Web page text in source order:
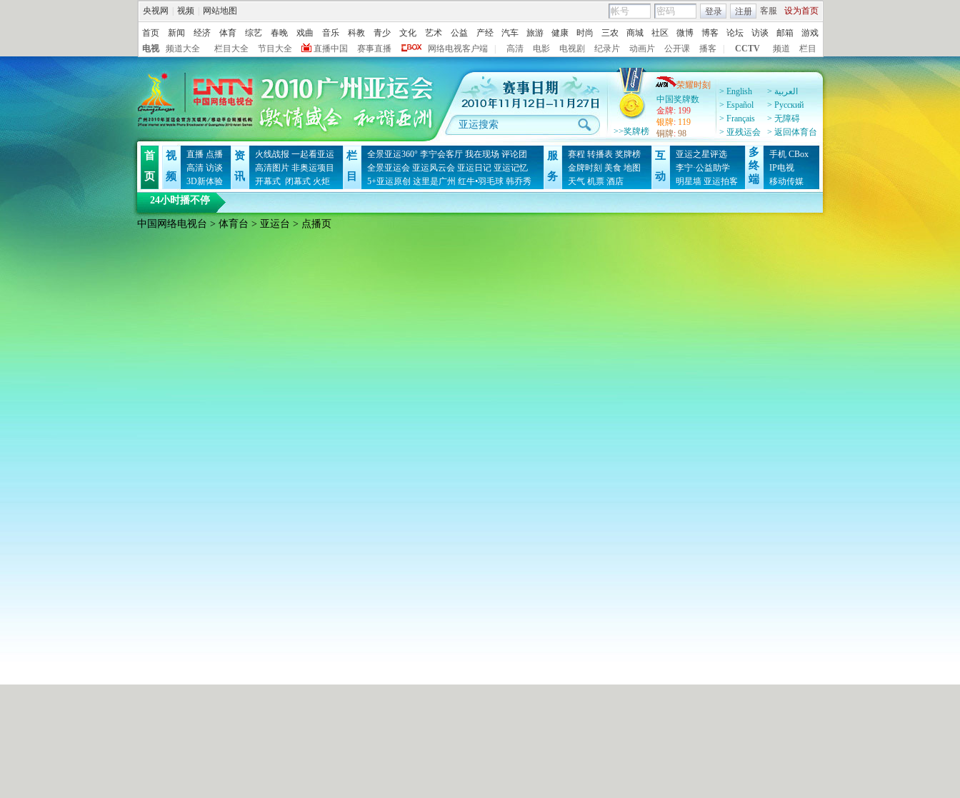
央视网 视频 网站地图 客服 设为首页
登录 注册
首页 新闻 经济 体育 综艺 春晚 戏曲 音乐 科教 青少 文化 艺术 公益 产经 汽车 旅游 健康 时尚 三农 商城 社区 微博 博客 论坛 访谈 邮箱
游戏
电视
频道大全 栏目大全 节目大全 直播中国 赛事直播 网络电视客户端 高清 电影 电视剧 纪录片 动画片 公开课 播客 CCTV 频道 栏目
> English
> العربية
> Español
> Pусский
> Français
> 无障碍
> 亚残运会
> 返回体育台
>>奖牌榜
荣耀时刻
中国奖牌数
金牌: 199
银牌: 119
铜牌: 98
首
页
视
频
直播 点播
高清 访谈
3D新体验
资
讯
火线战报 一起看亚运
高清图片 非奥运项目
开幕式 闭幕式 火炬
栏
目
全景亚运360° 李宁会客厅 我在现场 评论团
全景亚运会 亚运风云会 亚运日记 亚运记忆
5+亚运原创 这里是广州 红牛•羽毛球 韩乔秀
服
务
赛程 转播表 奖牌榜
金牌时刻 美食 地图
天气 机票 酒店
互
动
亚运之星评选
李宁·公益助学
明星墙 亚运拍客
多
终
端
手机 CBox
IP电视
移动传媒
24小时播不停
中国网络电视台 > 体育台 > 亚运台 > 点播页